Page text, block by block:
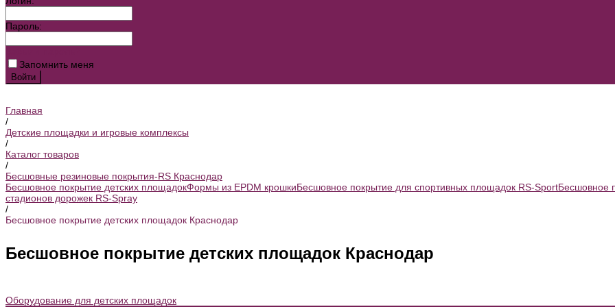
Пароль:
Запомнить меня
Главная
/
Детские площадки и игровые комплексы
/
Каталог товаров
/
Бесшовные резиновые покрытия-RS Краснодар
Бесшовное покрытие детских площадокФормы из EPDM крошкиБесшовное покрытие для спортивных площадок RS-SportБесшовное
стадионов дорожек RS-Spray
/
Бесшовное покрытие детских площадок Краснодар
Бесшовное покрытие детских площадок Краснодар
Оборудование для детских площадок